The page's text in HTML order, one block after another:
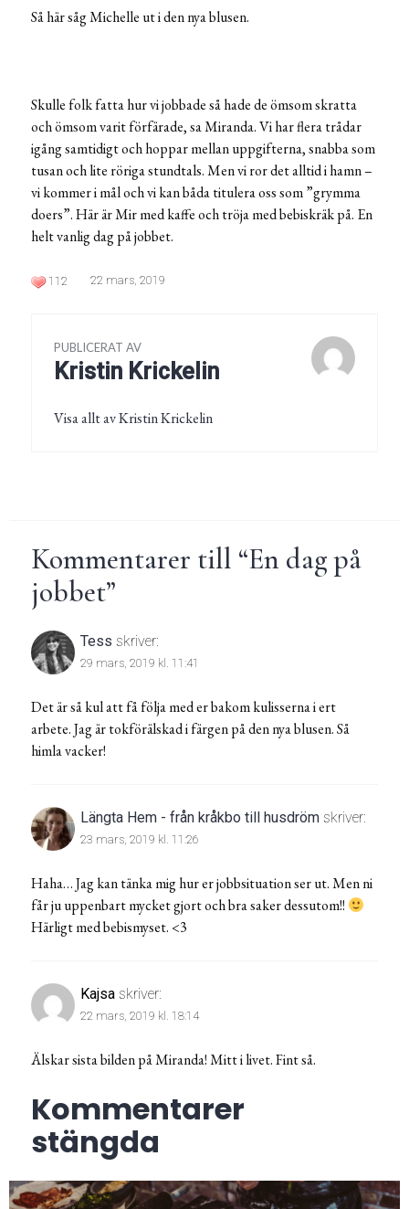
Så här såg Michelle ut i den nya blusen.
Skulle folk fatta hur vi jobbade så hade de ömsom skratta
och ömsom varit förfärade, sa Miranda. Vi har flera trådar
igång samtidigt och hoppar mellan uppgifterna, snabba som
tusan och lite röriga stundtals. Men vi ror det alltid i hamn –
vi kommer i mål och vi kan båda titulera oss som ”grymma
doers”. Här är Mir med kaffe och tröja med bebiskräk på. En
helt vanlig dag på jobbet.
112 22 mars, 2019
PUBLICERAT AV
Kristin Krickelin
Visa allt av Kristin Krickelin
Kommentarer till “En dag på
jobbet”
Tess skriver:
29 mars, 2019 kl. 11:41
Det är så kul att få följa med er bakom kulisserna i ert
arbete. Jag är tokförälskad i färgen på den nya blusen. Så
himla vacker!
Längta Hem - från kråkbo till husdröm skriver:
23 mars, 2019 kl. 11:26
Haha… Jag kan tänka mig hur er jobbsituation ser ut. Men ni
får ju uppenbart mycket gjort och bra saker dessutom!!
Härligt med bebismyset. <3
Kajsa skriver:
22 mars, 2019 kl. 18:14
Älskar sista bilden på Miranda! Mitt i livet. Fint så.
Kommentarer
stängda
Inläggsnavigering